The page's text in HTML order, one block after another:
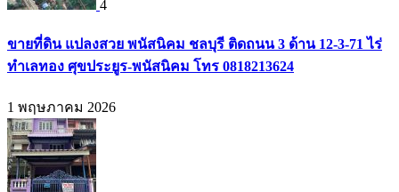
4
ขายที่ดิน แปลงสวย พนัสนิคม ชลบุรี ติดถนน 3 ด้าน 12-3-71 ไร่
ทำเลทอง ศุขประยูร-พนัสนิคม โทร 0818213624
1 พฤษภาคม 2026